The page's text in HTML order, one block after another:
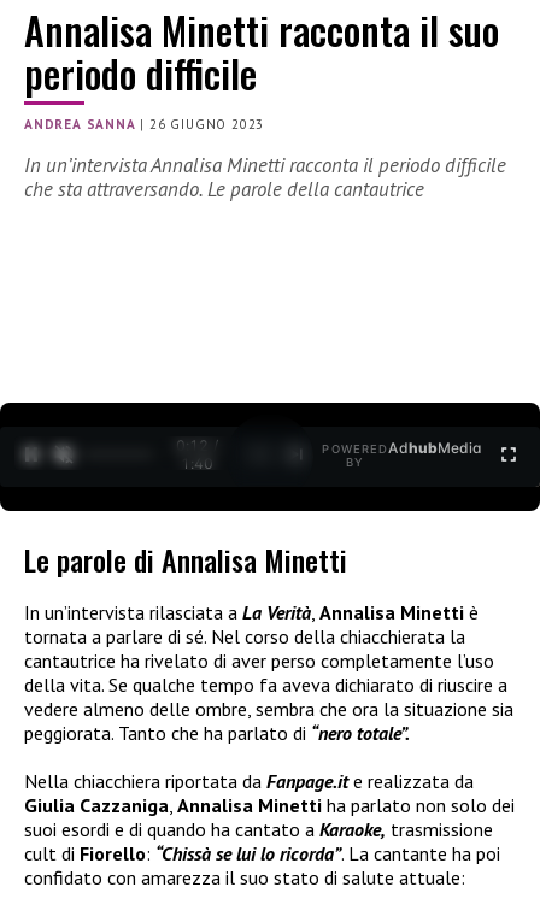
Annalisa Minetti racconta il suo
periodo difficile
ANDREA SANNA |26 GIUGNO 2023
In un’intervista Annalisa Minetti racconta il periodo difficile
che sta attraversando. Le parole della cantautrice
0:12 /
1:40
POWERED
BY
AdhubMedia
Le parole di Annalisa Minetti
In un’intervista rilasciata a La Verità, Annalisa Minetti è
tornata a parlare di sé. Nel corso della chiacchierata la
cantautrice ha rivelato di aver perso completamente l’uso
della vita. Se qualche tempo fa aveva dichiarato di riuscire a
vedere almeno delle ombre, sembra che ora la situazione sia
peggiorata. Tanto che ha parlato di “nero totale”.
Nella chiacchiera riportata da Fanpage.ite realizzata da
Giulia Cazzaniga, Annalisa Minetti ha parlato non solo dei
suoi esordi e di quando ha cantato a Karaoke, trasmissione
cult di Fiorello: “Chissà se lui lo ricorda”. La cantante ha poi
confidato con amarezza il suo stato di salute attuale: